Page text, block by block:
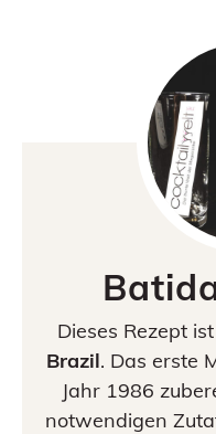
Dieses Rezept
Brazil. Das erste
Jahr 1986
notwendigen